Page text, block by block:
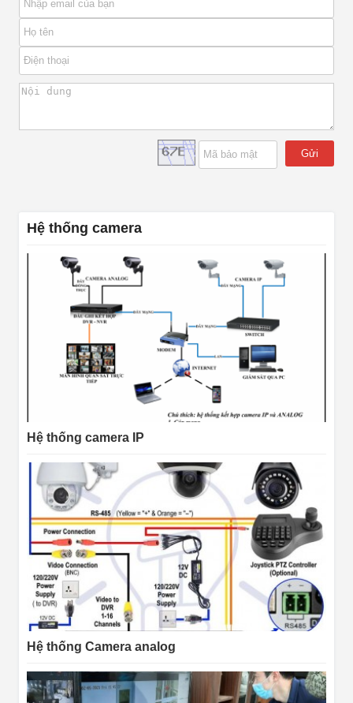
Gửi
Hệ thống camera
Hệ thống camera IP
Hệ thống Camera analog